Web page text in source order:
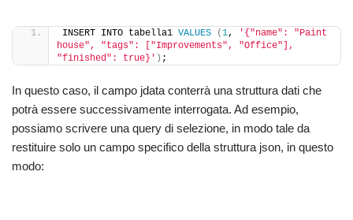
INSERT INTO tabella1 VALUES (1,
'{"name": "Paint
house", "tags": ["Improvements", "Office"],
"finished": true}' ) ;
In questo caso, il campo jdata conterrà una struttura dati che
potrà essere successivamente interrogata. Ad esempio,
possiamo scrivere una query di selezione, in modo tale da
restituire solo un campo specifico della struttura json, in questo
modo: